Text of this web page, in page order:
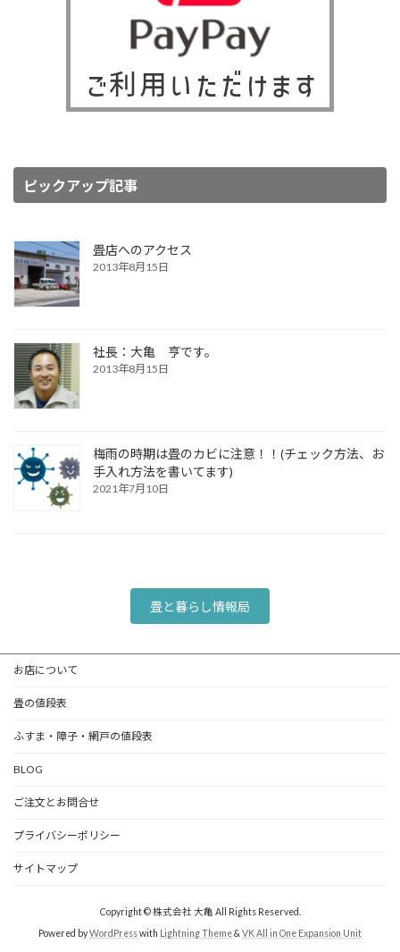
ピックアップ記事
畳店へのアクセス
2013年8月15日
社長：大亀 亨です。
2013年8月15日
梅雨の時期は畳のカビに注意！！(チェック方法、お
手入れ方法を書いてます)
2021年7月10日
畳と暮らし情報局
お店について
畳の値段表
ふすま・障子・網戸の値段表
BLOG
ご注文とお問合せ
プライバシーポリシー
サイトマップ
Copyright © 株式会社 大亀 All Rights Reserved.
Powered byWordPresswith Lightning Theme& VK All in One Expansion Unit